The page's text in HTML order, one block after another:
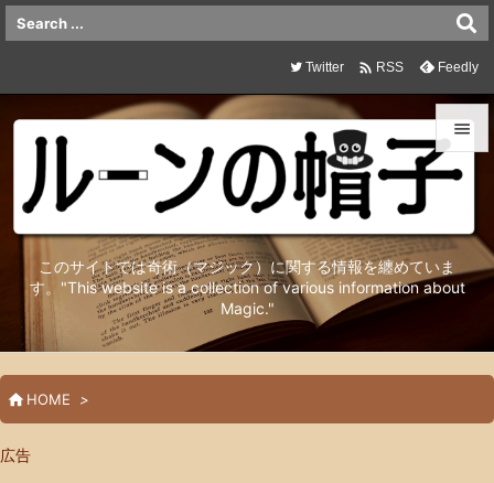
このサイトでは奇術（マジック）に関する情報を纏めていま
す。"This website is a collection of various information about
Magic."



サイド

検索
Twitter  RSS Feedly
 HOME >
広告